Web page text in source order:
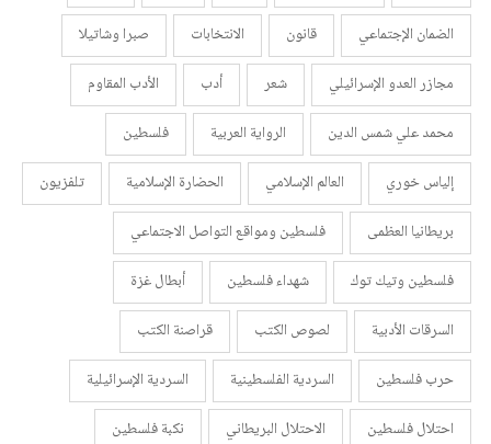
الضمان الإجتماعي
قانون الانتخابات
صبرا وشاتيلا
مجازر العدو الإسرائيلي
شعر أدب
الأدب المقاوم
محمد علي شمس الدين
الرواية العربية
فلسطين
إلياس خوري
العالم الإسلامي الحضارة الإسلامية
تلفزيون
بريطانيا العظمى
فلسطين ومواقع التواصل الاجتماعي
فلسطين وتيك توك
شهداء فلسطين
أبطال غزة
السرقات الأدبية
لصوص الكتب
قراصنة الكتب
حرب فلسطين
السردية الفلسطينية
السردية الإسرائيلية
احتلال فلسطين
الاحتلال البريطاني
نكبة فلسطين